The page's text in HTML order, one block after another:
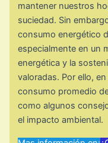
mantener nuestros
suciedad. Sin
consumo energético
especialmente en un
energética y la
valoradas. Por ello,
consumo promedio
como algunos
el impacto ambiental.